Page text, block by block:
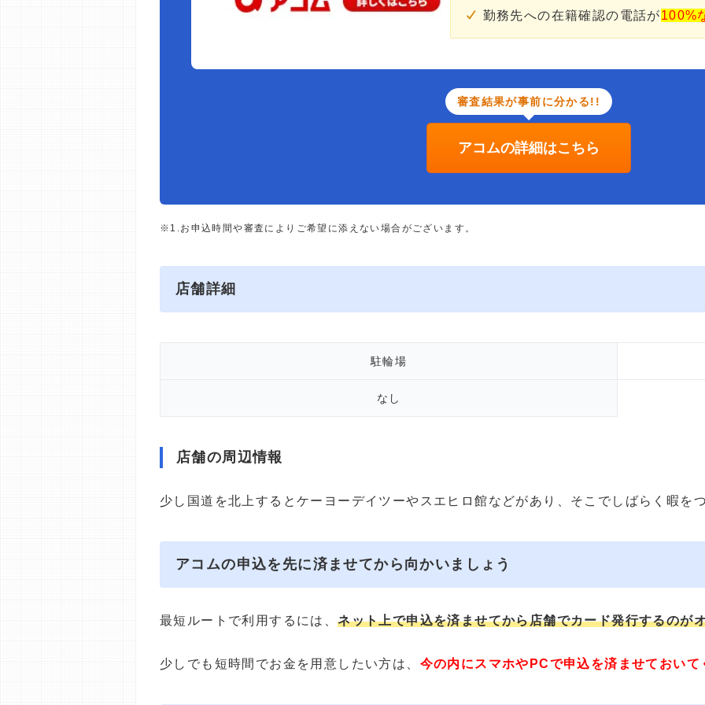
勤務先への在籍確認の電話が100%
審査結果が事前に分かる!!
アコムの詳細はこちら
※1.お申込時間や審査によりご希望に添えない場合がございます。
店舗詳細
駐輪場
なし
店舗の周辺情報
少し国道を北上するとケーヨーデイツーやスエヒロ館などがあり、そこでしばらく暇を
アコムの申込を先に済ませてから向かいましょう
最短ルートで利用するには、ネット上で申込を済ませてから店舗でカード発行するのが
少しでも短時間でお金を用意したい方は、 今の内にスマホやPCで申込を済ませておいて